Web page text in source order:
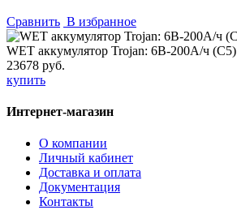
Сравнить В избранное
WET аккумулятор Trojan: 6В-200А/ч (С5)
23678 руб.
купить
Интернет-магазин
О компании
Личный кабинет
Доставка и оплата
Документация
Контакты